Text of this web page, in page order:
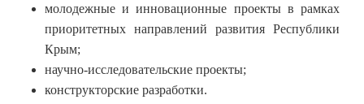
молодежные и инновационные проекты в рамках
приоритетных направлений развития Республики
Крым;
научно-исследовательские проекты;
конструкторские разработки.